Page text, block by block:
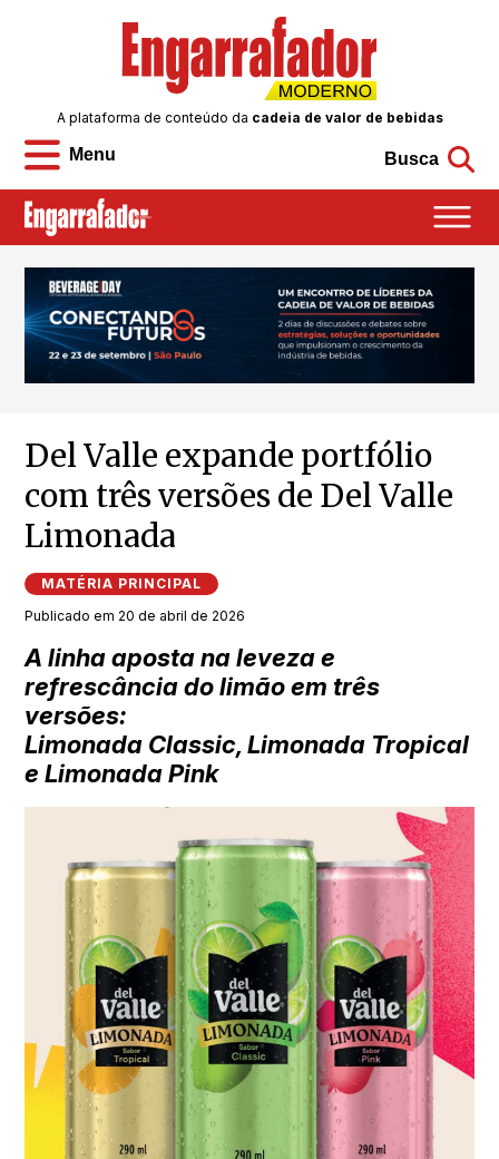
Menu
A plataforma de conteúdo da cadeia de valor de bebidas
Busca
Del Valle expande portfólio
com três versões de Del Valle
Limonada
MATÉRIA PRINCIPAL
Publicado em 20 de abril de 2026
A linha aposta na leveza e
refrescância do limão em três
versões:
Limonada Classic, Limonada Tropical
e Limonada Pink